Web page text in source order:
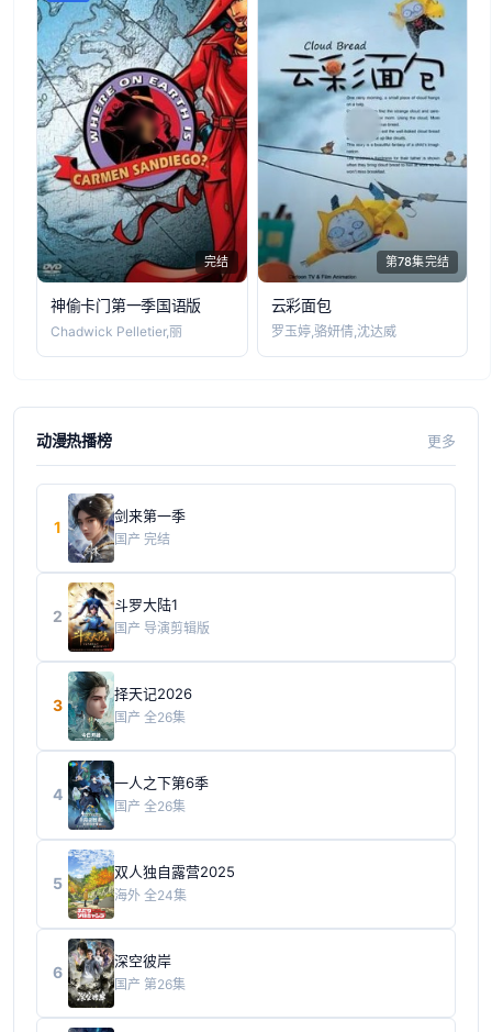
完结
神偷卡门第一季国语版
Chadwick Pelletier,丽
第78集完结
云彩面包
罗玉婷,骆妍倩,沈达威
动漫热播榜 更多
1
剑来第一季
国产 完结
2
斗罗大陆1
国产 导演剪辑版
3
择天记2026
国产 全26集
4
一人之下第6季
国产 全26集
5
双人独自露营2025
海外 全24集
6
深空彼岸
国产 第26集